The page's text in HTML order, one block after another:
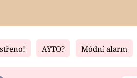
Living
AYTO? Módní alarm